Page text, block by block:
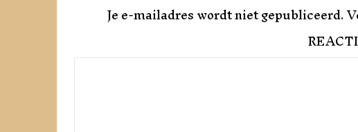
Je e-mailadres wordt niet gepubliceerd.